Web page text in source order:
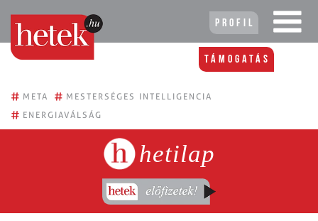
Profil
Támogatás
# META # MESTERSÉGES INTELLIGENCIA
# ENERGIAVÁLSÁG
hetilap